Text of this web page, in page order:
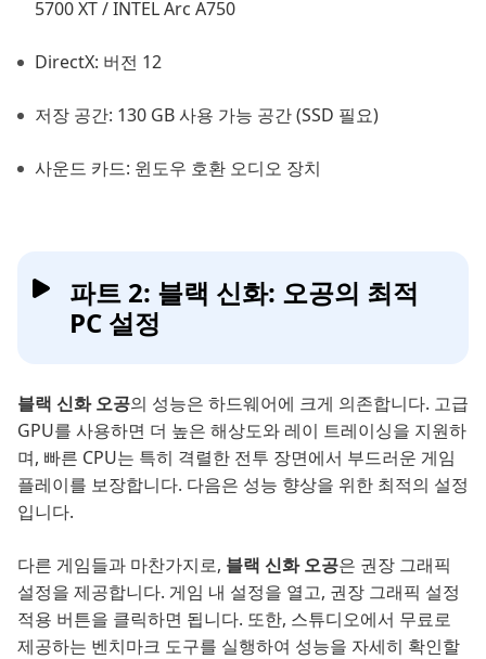
5700 XT / INTEL Arc A750
DirectX: 버전 12
저장 공간: 130 GB 사용 가능 공간 (SSD 필요)
사운드 카드: 윈도우 호환 오디오 장치
파트 2: 블랙 신화: 오공의 최적
PC 설정
블랙 신화 오공의 성능은 하드웨어에 크게 의존합니다. 고급
GPU를 사용하면 더 높은 해상도와 레이 트레이싱을 지원하
며, 빠른 CPU는 특히 격렬한 전투 장면에서 부드러운 게임
플레이를 보장합니다. 다음은 성능 향상을 위한 최적의 설정
입니다.
다른 게임들과 마찬가지로, 블랙 신화 오공은 권장 그래픽
설정을 제공합니다. 게임 내 설정을 열고, 권장 그래픽 설정
적용 버튼을 클릭하면 됩니다. 또한, 스튜디오에서 무료로
제공하는 벤치마크 도구를 실행하여 성능을 자세히 확인할